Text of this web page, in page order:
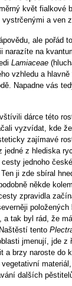
květ fialkové
a ven
ale pořád
narazíte na
Lamiaceae
vzhledu a
Napadne vás
dárce této
vyzvídat, kde
zajímavé
jedné z hlediska
jednoho
ji zde sbíral
někde
zpravidla
a tak byl rád, že
tento
jmenují, jde z
a brzy naroste do
dalších